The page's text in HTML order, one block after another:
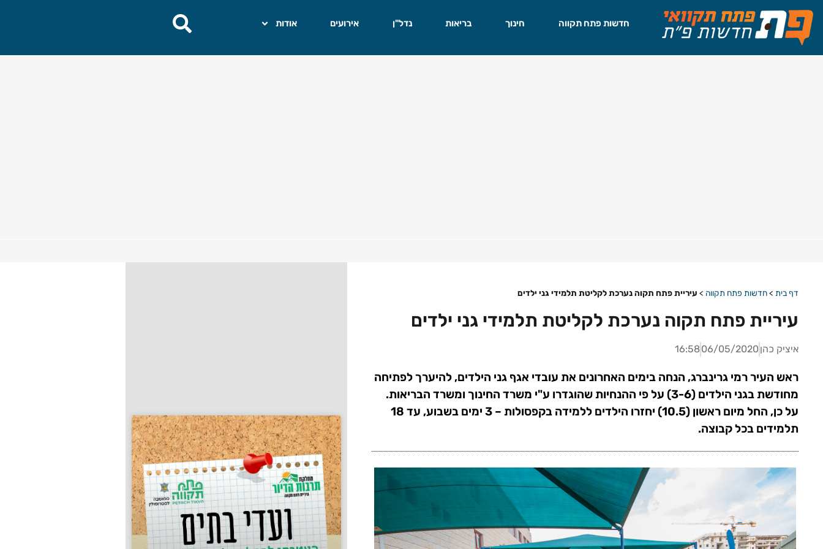
חדשות פתח תקווה חינוך בריאות נדל"ן אירועים אודות
דף בית >חדשות פתח תקווה > עיריית פתח תקוה נערכת לקליטת תלמידי גני ילדים
עיריית פתח תקוה נערכת לקליטת תלמידי גני ילדים
איציק כהן 06/05/2020
16:58
ראש העיר רמי גרינברג, הנחה בימים האחרונים את עובדי אגף גני הילדים, להיערך לפתיחה
מחודשת בגני הילדים (3-6) על פי ההנחיות שהוגדרו ע"י משרד החינוך ומשרד הבריאות.
על כן, החל מיום ראשון (10.5) יחזרו הילדים ללמידה בקפסולות – 3 ימים בשבוע, עד 18
תלמידים בכל קבוצה.